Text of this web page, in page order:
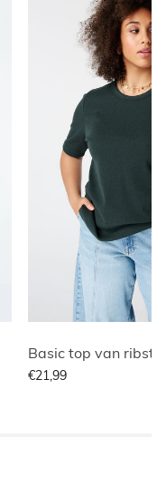
Basic top van
€21,99